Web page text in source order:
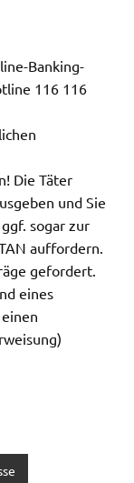
Banking-
116 116
Die Täter
und Sie
sogar zur
auffordern.
gefordert.
eines